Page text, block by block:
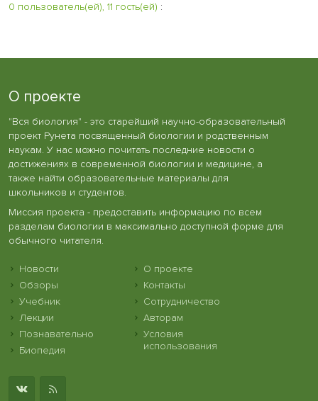
0 пользователь(ей), 11 гость(ей) :
О проекте
"Вся биология" - это старейший научно-образовательный
проект Рунета посвященный биологии и родственным
наукам. У нас можно почитать последние новости о
достижениях в современной биологии и медицине, а
также найти образовательные материалы для
школьников и студентов.
Миссия проекта - предоставить информацию по всем
разделам биологии в максимально доступной форме для
обычного читателя.
Новости
Обзоры
Учебник
Лекции
Познавательно
Биопедия
О проекте
Контакты
Сотрудничество
Авторам
Условия
использования